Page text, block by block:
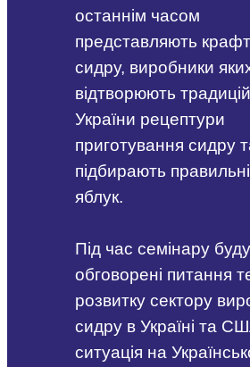
останнім часом
представляють
сидру, виробники
відтворюють
України рецептури
приготування сидру
підбирають
яблук.
Під час семінару
обговорені питання
розвитку сектору
сидру в Україні та
ситуація на